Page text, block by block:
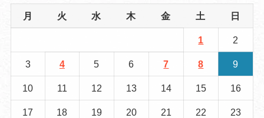
月 火 水 木 金 土 日
1 2
3 4 5 6 7 8 9
10 11 12 13 14 15 16
17 18 19 20 21 22 23